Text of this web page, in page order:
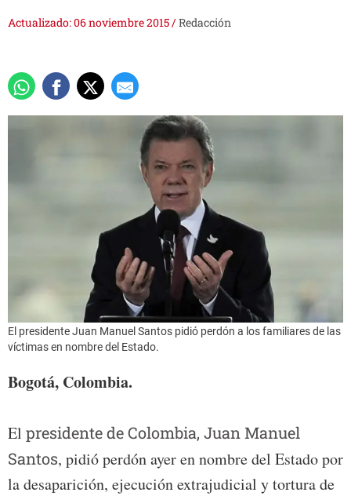
Actualizado: 06 noviembre 2015/Redacción
El presidente Juan Manuel Santos pidió perdón a los familiares de las
víctimas en nombre del Estado.
Bogotá, Colombia.
El presidente de Colombia, Juan Manuel
Santos, pidió perdón ayer en nombre del Estado por
la desaparición, ejecución extrajudicial y tortura de